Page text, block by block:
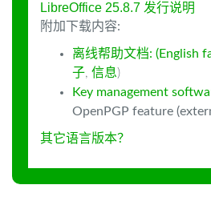
LibreOffice 25.8.7 发行说明
附加下载内容:
离线帮助文档: (English
子, 信息)
Key management
OpenPGP feature
其它语言版本？